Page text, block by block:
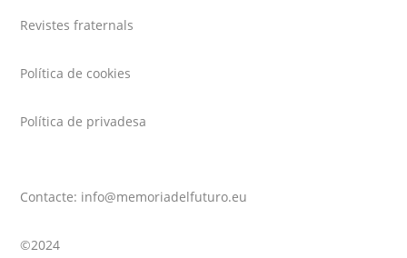
Revistes fraternals
Política de cookies
Política de privadesa
Contacte: info@memoriadelfuturo.eu
©2024